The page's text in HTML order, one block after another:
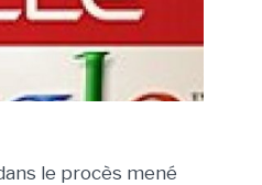
le procès mené